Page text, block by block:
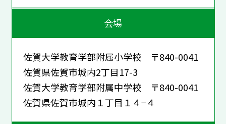
会場
佐賀大学教育学部附属小学校 〒840-0041
佐賀県佐賀市城内2丁目17-3
佐賀大学教育学部附属中学校 〒840-0041
佐賀県佐賀市城内１丁目１４−４